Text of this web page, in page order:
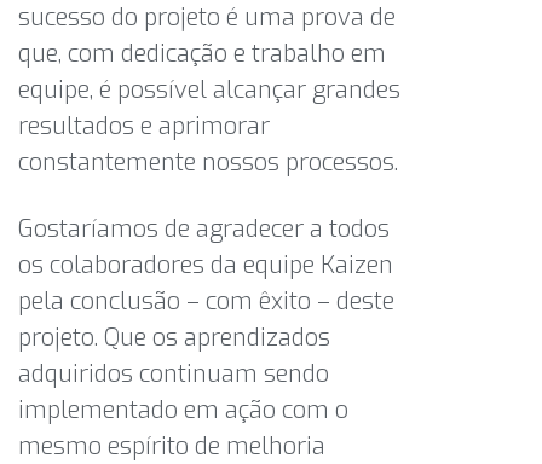
sucesso do projeto é uma prova de
que, com dedicação e trabalho em
equipe, é possível alcançar grandes
resultados e aprimorar
constantemente nossos processos.
Gostaríamos de agradecer a todos
os colaboradores da equipe Kaizen
pela conclusão – com êxito – deste
projeto. Que os aprendizados
adquiridos continuam sendo
implementado em ação com o
mesmo espírito de melhoria